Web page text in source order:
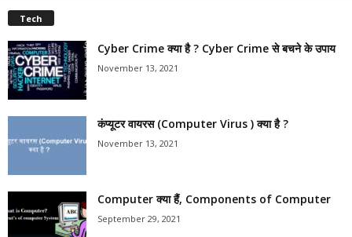
Tech
Cyber Crime क्या है ? Cyber Crime से बचने के उपाय
November 13, 2021
कंप्यूटर वायरस (Computer Virus ) क्या है ?
November 13, 2021
Computer क्या हैं, Components of Computer
September 29, 2021